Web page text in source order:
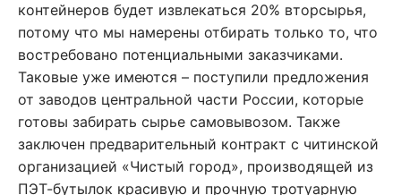
контейнеров будет извлекаться 20% вторсырья,
потому что мы намерены отбирать только то, что
востребовано потенциальными заказчиками.
Таковые уже имеются – поступили предложения
от заводов центральной части России, которые
готовы забирать сырье самовывозом. Также
заключен предварительный контракт с читинской
организацией «Чистый город», производящей из
ПЭТ-бутылок красивую и прочную тротуарную